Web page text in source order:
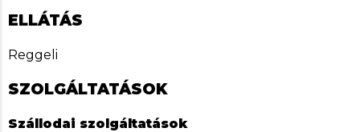
ELLÁTÁS
Reggeli
SZOLGÁLTATÁSOK
Szállodai szolgáltatások